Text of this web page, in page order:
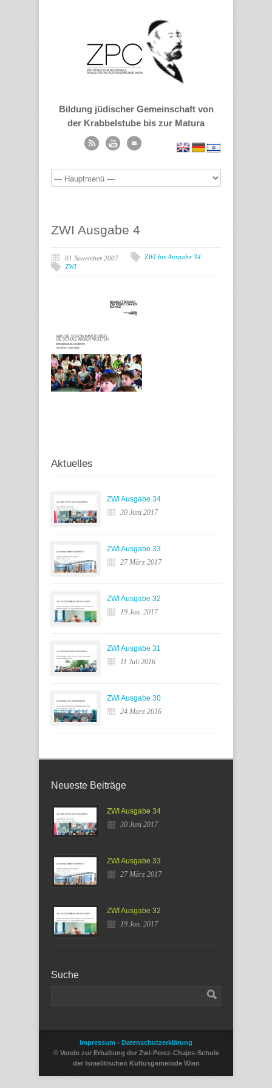
Bildung jüdischer Gemeinschaft von
der Krabbelstube bis zur Matura
ZWI Ausgabe 4
01 November 2007
ZWI bis Ausgabe 34
ZWI
Aktuelles
ZWI Ausgabe 34
30 Juni 2017
ZWI Ausgabe 33
27 März 2017
ZWI Ausgabe 32
19 Jan. 2017
ZWI Ausgabe 31
11 Juli 2016
ZWI Ausgabe 30
24 März 2016
Neueste Beiträge
ZWI Ausgabe 34
30 Juni 2017
ZWI Ausgabe 33
27 März 2017
ZWI Ausgabe 32
19 Jan. 2017
Suche
Impressum - Datenschutzerklärung
© Verein zur Erhaltung der Zwi-Perez-Chajes-Schule
der Israelitischen Kultusgemeinde Wien